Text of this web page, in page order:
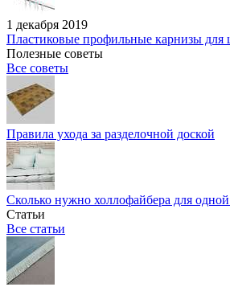
1 декабря 2019
Пластиковые профильные карнизы для
Полезные советы
Все советы
Правила ухода за разделочной доской
Сколько нужно холлофайбера для
Статьи
Все статьи